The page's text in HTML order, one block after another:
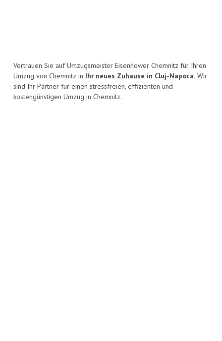
Vertrauen Sie auf Umzugsmeister Eisenhower Chemnitz für Ihren
Umzug von Chemnitz in Ihr neues Zuhause in Cluj-Napoca. Wir
sind Ihr Partner für einen stressfreien, effizienten und
kostengünstigen Umzug in Chemnitz.